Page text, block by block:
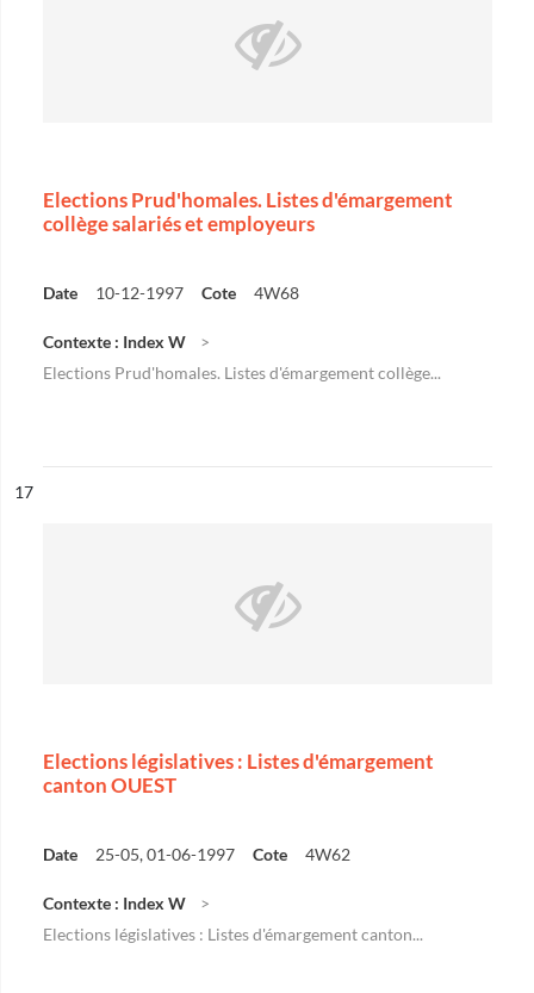
Elections Prud'homales. Listes d'émargement
collège salariés et employeurs
Date 10-12-1997 Cote 4W68
Contexte : Index W
Elections Prud'homales. Listes d'émargement collège...
n°
17
Elections législatives : Listes d'émargement
canton OUEST
Date 25-05, 01-06-1997 Cote 4W62
Contexte : Index W
Elections législatives : Listes d'émargement canton...